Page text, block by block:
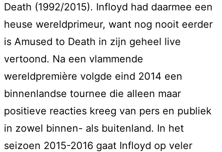
Death (1992/2015). Infloyd had daarmee een
heuse wereldprimeur, want nog nooit eerder
is Amused to Death in zijn geheel live
vertoond. Na een vlammende
wereldpremière volgde eind 2014 een
binnenlandse tournee die alleen maar
positieve reacties kreeg van pers en publiek
in zowel binnen- als buitenland. In het
seizoen 2015-2016 gaat Infloyd op veler